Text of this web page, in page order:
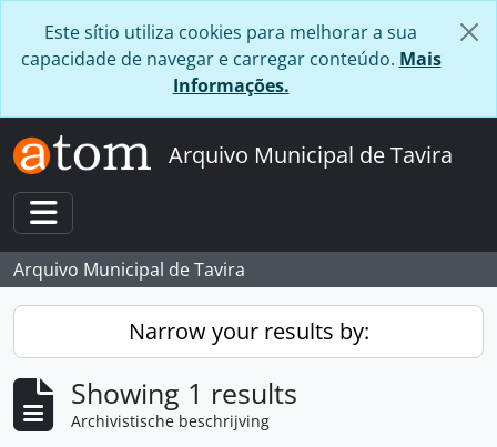
Este sítio utiliza cookies para melhorar a sua
capacidade de navegar e carregar conteúdo. Mais
Informações.
Arquivo Municipal de Tavira
Toggle navigation
Arquivo Municipal de Tavira
Narrow your results by:
Showing 1 results
Archivistische beschrijving